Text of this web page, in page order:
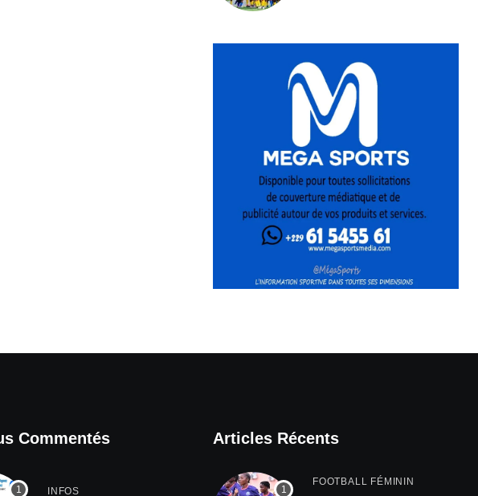
Commentés
INFOS
Articles Récents
FOOTBALL FÉMININ